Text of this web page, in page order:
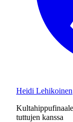
Heidi Lehikoinen
tuttujen kanssa